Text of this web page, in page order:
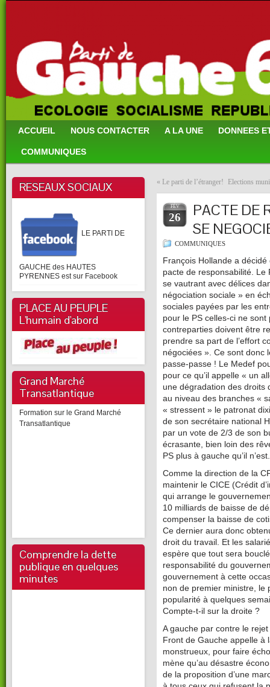
ACCUEIL NOUS CONTACTER A LA UNE DONNEES
COMMUNIQUES
RESEAUX SOCIAUX
LE PARTI DE
GAUCHE des HAUTES
PYRENNES est sur Facebook
PLACE AU PEUPLE
L'humain d'abord
Grand Marché
Transatlantique
Formation sur le Grand Marché
Transatlantique
Comprendre la dette
publique en quelques
minutes
« Le parti de l’étranger! Elections
FÉV
26
PACTE DE
SE
COMMUNIQUES
François Hollande a
pacte de responsabilité. Le
se vautrant avec délices
négociation sociale » en
sociales payées par les
pour le PS celles-ci ne
contreparties doivent être
prendre sa part de l’effort
négociées ». Ce sont donc
passe-passe ! Le Medef
pour ce qu’il appelle « un
une dégradation des droits
au niveau des branches «
« stressent » le patronat
de son secrétaire national
par un vote de 2/3 de son
écrasante, bien loin des
PS plus à gauche qu’il n’est.
Comme la direction de la
maintenir le CICE (Crédit
qui arrange le
10 milliards de baisse de
compenser la baisse de
Ce dernier aura donc
droit du travail. Et les
espère que tout sera
responsabilité du
gouvernement à cette
non de premier ministre, le
popularité à quelques
Compte-t-il sur la droite ?
A gauche par contre le
Front de Gauche appelle à
monstrueux, pour faire
mène qu’au désastre
de la proposition d’une